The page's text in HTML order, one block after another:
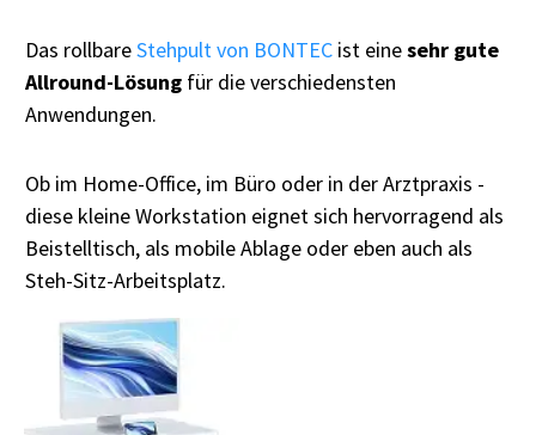
Das rollbareStehpult von BONTEC ist einesehr gute
Allround-Lösung für die verschiedensten
Anwendungen.
Ob im Home-Office, im Büro oder in der Arztpraxis -
diese kleine Workstation eignet sich hervorragend als
Beistelltisch, als mobile Ablage oder eben auch als
Steh-Sitz-Arbeitsplatz.